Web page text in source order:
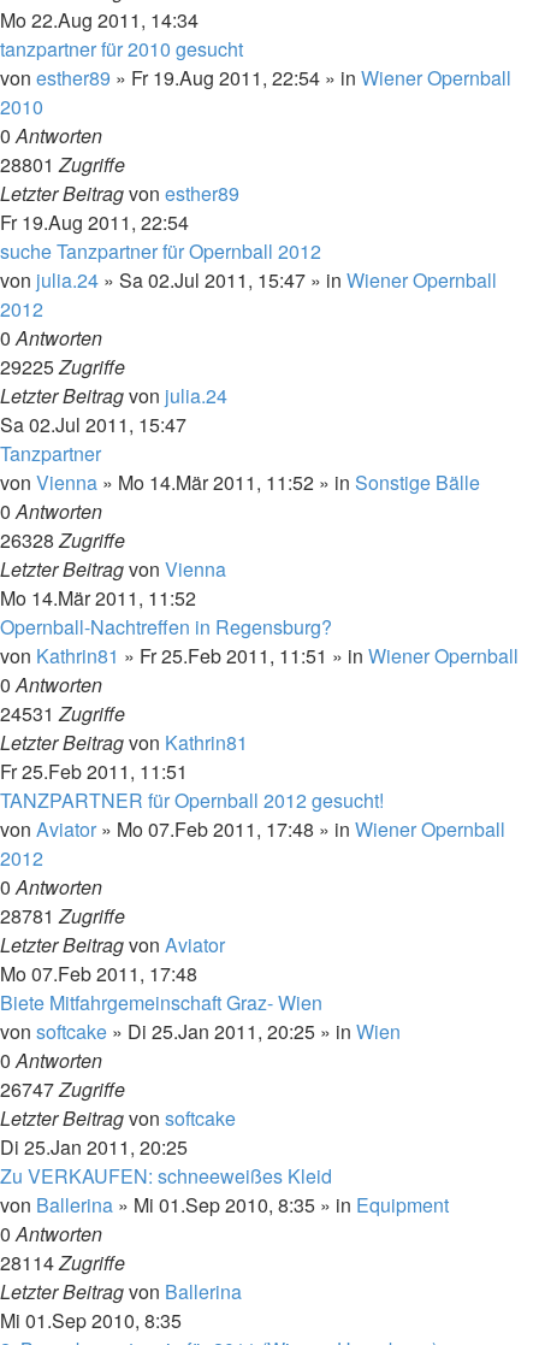
Mo 22.Aug 2011, 14:34
tanzpartner für 2010 gesucht
von esther89 » Fr 19.Aug 2011, 22:54 » in Wiener Opernball
2010
0Antworten
28801Zugriffe
Letzter Beitragvon esther89
Fr 19.Aug 2011, 22:54
suche Tanzpartner für Opernball 2012
von julia.24 » Sa 02.Jul 2011, 15:47 » in Wiener Opernball
2012
0Antworten
29225Zugriffe
Letzter Beitragvon julia.24
Sa 02.Jul 2011, 15:47
Tanzpartner
von Vienna » Mo 14.Mär 2011, 11:52 » in Sonstige Bälle
0Antworten
26328Zugriffe
Letzter Beitragvon Vienna
Mo 14.Mär 2011, 11:52
Opernball-Nachtreffen in Regensburg?
von Kathrin81 » Fr 25.Feb 2011, 11:51 » in Wiener Opernball
0Antworten
24531Zugriffe
Letzter Beitragvon Kathrin81
Fr 25.Feb 2011, 11:51
TANZPARTNER für Opernball 2012 gesucht!
von Aviator » Mo 07.Feb 2011, 17:48 » in Wiener Opernball
2012
0Antworten
28781Zugriffe
Letzter Beitragvon Aviator
Mo 07.Feb 2011, 17:48
Biete Mitfahrgemeinschaft Graz- Wien
von softcake » Di 25.Jan 2011, 20:25 » in Wien
0Antworten
26747Zugriffe
Letzter Beitragvon softcake
Di 25.Jan 2011, 20:25
Zu VERKAUFEN: schneeweißes Kleid
von Ballerina » Mi 01.Sep 2010, 8:35 » in Equipment
0Antworten
28114Zugriffe
Letzter Beitragvon Ballerina
Mi 01.Sep 2010, 8:35